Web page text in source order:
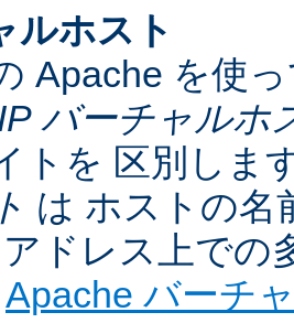
ルホスト
Apache を使
バーチャルホ
トを 区別しま
は ホストの名
アドレス上で
Apache バーチ